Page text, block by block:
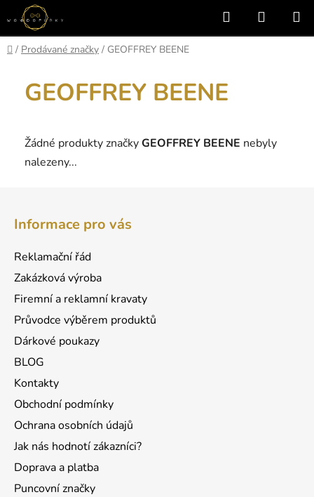
Přejít
na
obsah
Hledat
KOŠÍK
Domů
/ Prodávané značky / GEOFFREY BEENE
GEOFFREY BEENE
Žádné produkty značkyGEOFFREY BEENE nebyly
nalezeny...
Informace pro vás
Reklamační řád
Zakázková výroba
Firemní a reklamní kravaty
Průvodce výběrem produktů
Dárkové poukazy
BLOG
Kontakty
Obchodní podmínky
Ochrana osobních údajů
Jak nás hodnotí zákazníci?
Doprava a platba
Puncovní značky